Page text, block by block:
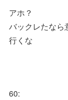
アホ？
バックレたなら
行くな
60: